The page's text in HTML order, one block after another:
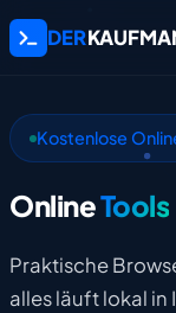
DER
Kostenlose
OnlineTools
Praktische
alles läuft lokal in